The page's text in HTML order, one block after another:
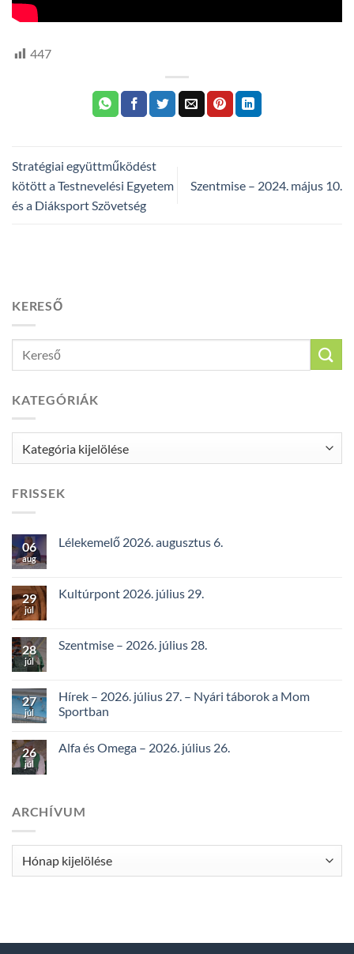
447
Stratégiai együttműködést
kötött a Testnevelési Egyetem
és a Diáksport Szövetség
Szentmise – 2024. május 10.
KERESŐ
KATEGÓRIÁK
FRISSEK
06
aug
Lélekemelő 2026. augusztus 6.
29
júl
Kultúrpont 2026. július 29.
28
júl
Szentmise – 2026. július 28.
27
júl
Hírek – 2026. július 27. – Nyári táborok a Mom
Sportban
26
júl
Alfa és Omega – 2026. július 26.
ARCHÍVUM
Archívum